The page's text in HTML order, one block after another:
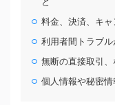
料金、決済、キ
利用者間トラブ
無断の直接取引
個人情報や秘密